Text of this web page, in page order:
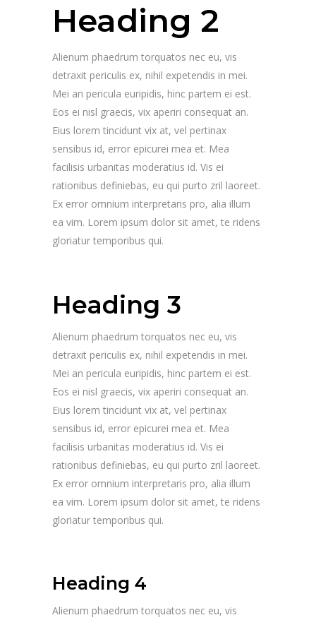
Heading 2
Alienum phaedrum torquatos nec eu, vis
detraxit periculis ex, nihil expetendis in mei.
Mei an pericula euripidis, hinc partem ei est.
Eos ei nisl graecis, vix aperiri consequat an.
Eius lorem tincidunt vix at, vel pertinax
sensibus id, error epicurei mea et. Mea
facilisis urbanitas moderatius id. Vis ei
rationibus definiebas, eu qui purto zril laoreet.
Ex error omnium interpretaris pro, alia illum
ea vim. Lorem ipsum dolor sit amet, te ridens
gloriatur temporibus qui.
Heading 3
Alienum phaedrum torquatos nec eu, vis
detraxit periculis ex, nihil expetendis in mei.
Mei an pericula euripidis, hinc partem ei est.
Eos ei nisl graecis, vix aperiri consequat an.
Eius lorem tincidunt vix at, vel pertinax
sensibus id, error epicurei mea et. Mea
facilisis urbanitas moderatius id. Vis ei
rationibus definiebas, eu qui purto zril laoreet.
Ex error omnium interpretaris pro, alia illum
ea vim. Lorem ipsum dolor sit amet, te ridens
gloriatur temporibus qui.
Heading 4
Alienum phaedrum torquatos nec eu, vis